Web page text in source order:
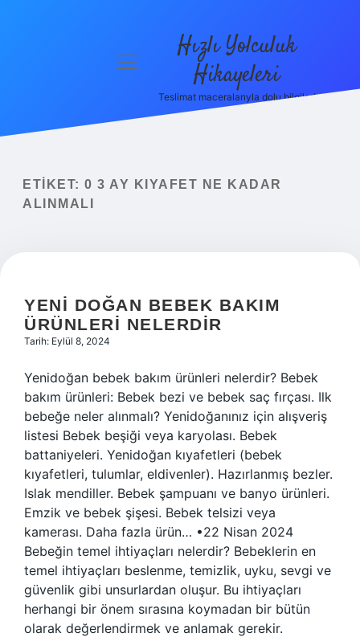
Yasal Uyarı
menüyü
Hızlı Yolculuk
Hikayeleri
Teslimat maceralarıyla dolu bilgiler!
ETIKET: 0 3 AY KIYAFET NE KADAR
ALINMALI
YENI DOĞAN BEBEK BAKIM
ÜRÜNLERI NELERDIR
Tarih: Eylül 8, 2024
Yenidoğan bebek bakım ürünleri nelerdir? Bebek
bakım ürünleri: Bebek bezi ve bebek saç fırçası. Ilk
bebeğe neler alınmalı? Yenidoğanınız için alışveriş
listesi Bebek beşiği veya karyolası. Bebek
battaniyeleri. Yenidoğan kıyafetleri (bebek
kıyafetleri, tulumlar, eldivenler). Hazırlanmış bezler.
Islak mendiller. Bebek şampuanı ve banyo ürünleri.
Emzik ve bebek şişesi. Bebek telsizi veya
kamerası. Daha fazla ürün… •22 Nisan 2024
Bebeğin temel ihtiyaçları nelerdir? Bebeklerin en
temel ihtiyaçları beslenme, temizlik, uyku, sevgi ve
güvenlik gibi unsurlardan oluşur. Bu ihtiyaçları
herhangi bir önem sırasına koymadan bir bütün
olarak değerlendirmek ve anlamak gerekir.